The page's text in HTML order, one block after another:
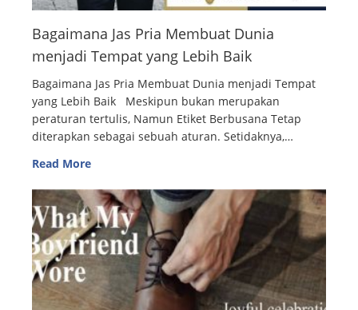
Bagaimana Jas Pria Membuat Dunia
menjadi Tempat yang Lebih Baik
Bagaimana Jas Pria Membuat Dunia menjadi Tempat
yang Lebih Baik Meskipun bukan merupakan
peraturan tertulis, Namun Etiket Berbusana Tetap
diterapkan sebagai sebuah aturan. Setidaknya,…
Read More